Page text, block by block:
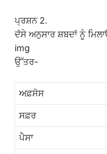
ਪ੍ਰਸ਼ਨ 2.
ਦੱਸੇ ਅਨੁਸਾਰ ਸ਼ਬਦਾਂ ਨੂੰ
img
ਉੱਤਰ-
ਅਫ਼ਸੋਸ
ਸਫ਼ਰ
ਪੈਸਾ